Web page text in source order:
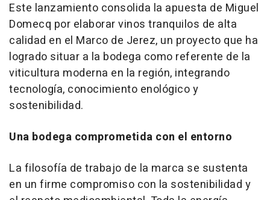
Este lanzamiento consolida la apuesta de Miguel
Domecq por elaborar vinos tranquilos de alta
calidad en el Marco de Jerez, un proyecto que ha
logrado situar a la bodega como referente de la
viticultura moderna en la región, integrando
tecnología, conocimiento enológico y
sostenibilidad.
Una bodega comprometida con el entorno
La filosofía de trabajo de la marca se sustenta
en un firme compromiso con la sostenibilidad y